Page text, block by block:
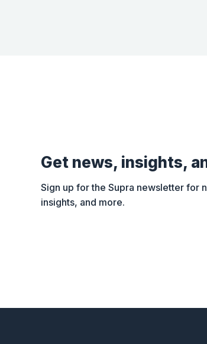
Get news, insights,
Sign up for the Supra newsletter for
insights, and more.